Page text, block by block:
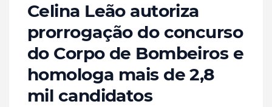
Celina Leão autoriza
prorrogação do concurso
do Corpo de Bombeiros e
homologa mais de 2,8
mil candidatos